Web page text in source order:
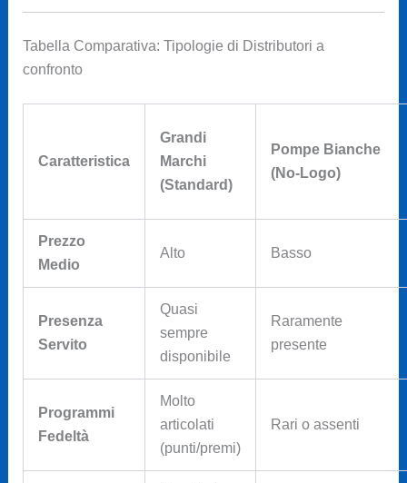
Tabella Comparativa: Tipologie di Distributori a
confronto
Caratteristica
Grandi
Marchi
(Standard)
Pompe Bianche
(No-Logo)
Prezzo
Medio
Alto Basso
Presenza
Servito
Quasi
sempre
disponibile
Raramente
presente
Programmi
Fedeltà
Molto
articolati
(punti/premi)
Rari o assenti